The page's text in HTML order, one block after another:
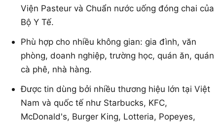
Viện Pasteur và Chuẩn nước uống đóng chai của
Bộ Y Tế.
Phù hợp cho nhiều không gian: gia đình, văn
phòng, doanh nghiệp, trường học, quán ăn, quán
cà phê, nhà hàng.
Được tin dùng bởi nhiều thương hiệu lớn tại Việt
Nam và quốc tế như Starbucks, KFC,
McDonald's, Burger King, Lotteria, Popeyes,